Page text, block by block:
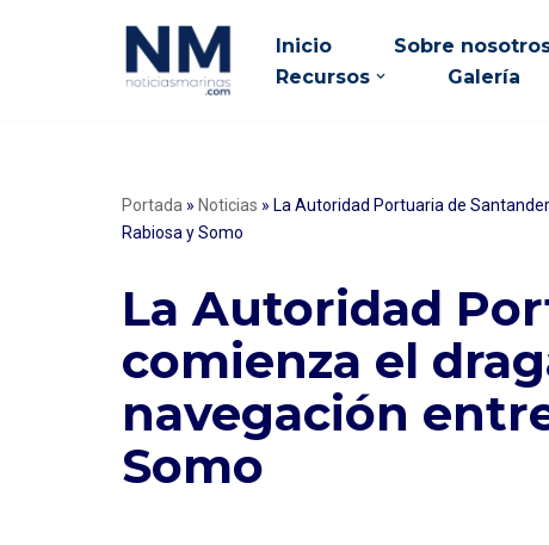
Inicio Sobre
Recursos
Galería
Portada » Noticias » La Autoridad Portuaria de
Rabiosa y Somo
La Autoridad
comienza el
navegación
Somo